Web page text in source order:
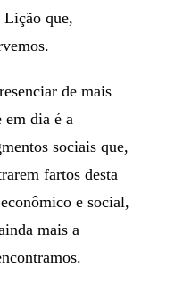
Lição que,
de mais
em dia é a
sociais que,
fartos desta
e social,
mais a